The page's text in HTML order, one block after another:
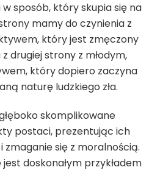
sposób, który skupia się na
mamy do czynienia z
który jest zmęczony
drugiej strony z młodym,
który dopiero zaczyna
naturę ludzkiego zła.
skomplikowane
postaci, prezentując ich
się z moralnością.
doskonałym przykładem